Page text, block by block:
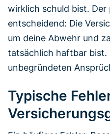
wirklich schuld bist. Der
entscheidend: Die
um deine Abwehr und
tatsächlich haftbar
unbegründeten
Typische